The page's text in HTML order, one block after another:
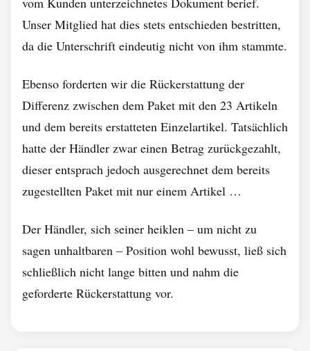
Unser Mitglied hat dies stets entschieden bestritten,
da die Unterschrift eindeutig nicht von ihm stammte.
Ebenso forderten wir die Rückerstattung der
Differenz zwischen dem Paket mit den 23 Artikeln
und dem bereits erstatteten Einzelartikel. Tatsächlich
hatte der Händler zwar einen Betrag zurückgezahlt,
dieser entsprach jedoch ausgerechnet dem bereits
zugestellten Paket mit nur einem Artikel …
Der Händler, sich seiner heiklen – um nicht zu
sagen unhaltbaren – Position wohl bewusst, ließ sich
schließlich nicht lange bitten und nahm die
geforderte Rückerstattung vor.